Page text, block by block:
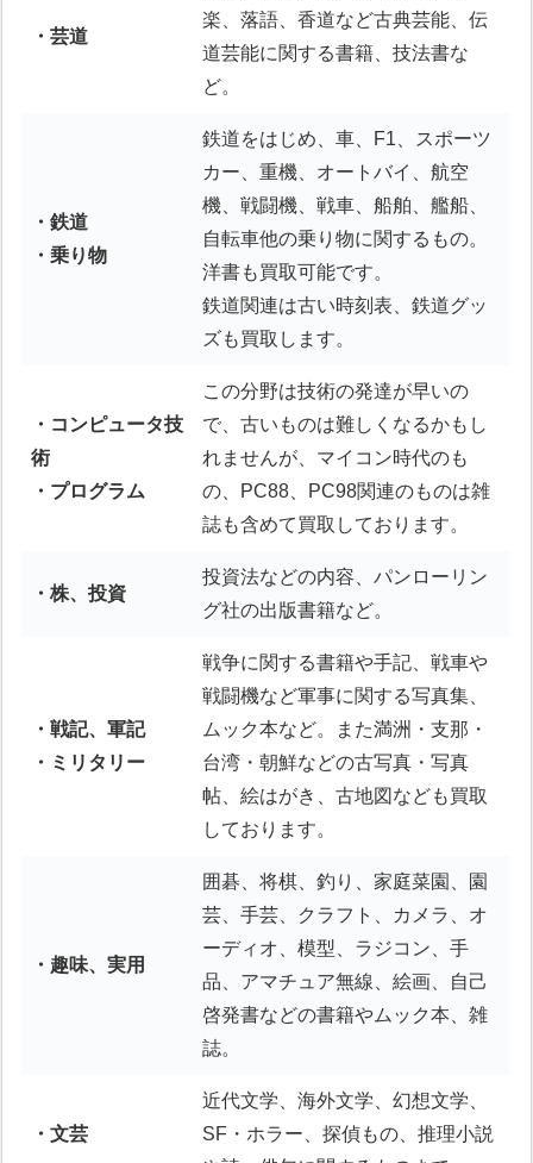
・芸道
楽、落語、香道など古典芸能、伝
道芸能に関する書籍、技法書な
ど。
・鉄道
・乗り物
鉄道をはじめ、車、F1、スポーツ
カー、重機、オートバイ、航空
機、戦闘機、戦車、船舶、艦船、
自転車他の乗り物に関するもの。
洋書も買取可能です。
鉄道関連は古い時刻表、鉄道グッ
ズも買取します。
・コンピュータ技
術
・プログラム
この分野は技術の発達が早いの
で、古いものは難しくなるかもし
れませんが、マイコン時代のも
の、PC88、PC98関連のものは雑
誌も含めて買取しております。
・株、投資
投資法などの内容、パンローリン
グ社の出版書籍など。
・戦記、軍記
・ミリタリー
戦争に関する書籍や手記、戦車や
戦闘機など軍事に関する写真集、
ムック本など。また満洲・支那・
台湾・朝鮮などの古写真・写真
帖、絵はがき、古地図なども買取
しております。
・趣味、実用
囲碁、将棋、釣り、家庭菜園、園
芸、手芸、クラフト、カメラ、オ
ーディオ、模型、ラジコン、手
品、アマチュア無線、絵画、自己
啓発書などの書籍やムック本、雑
誌。
・文芸
近代文学、海外文学、幻想文学、
SF・ホラー、探偵もの、推理小説